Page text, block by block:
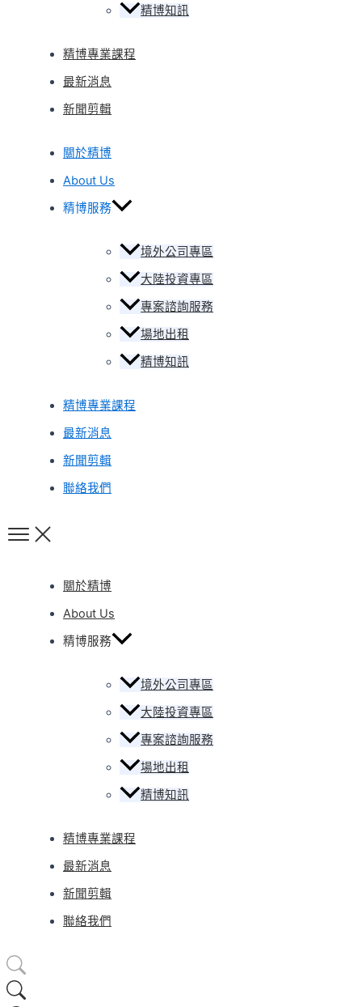
精博知訊
精博專業課程
最新消息
新聞剪輯
關於精博
About Us
精博服務
境外公司專區
大陸投資專區
專案諮詢服務
場地出租
精博知訊
精博專業課程
最新消息
新聞剪輯
聯絡我們
關於精博
About Us
精博服務
境外公司專區
大陸投資專區
專案諮詢服務
場地出租
精博知訊
精博專業課程
最新消息
新聞剪輯
聯絡我們